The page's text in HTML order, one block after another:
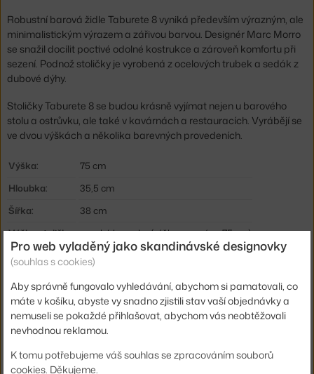
Robustní barová židle Taburete 8 vyniká především výrazným, ale
minimalistickým výrazem a zářivou barvou. Designér Marc Morro
se snažil docílit poctivé odolné kostrukce a zároveň komfortu při
sezení. Podnož stoličky je vyrobená z ocelových trubek a sedák z
dubové dýhy.
Stoličky Taburete 8 se budou krásně vyjímat nejen u barového
stolu a ostrůvku, ale také v kavárnách a restauracích. Vyrábějí se
ve dvou výškách a několika barevných provedeních.
Výška:
75 cm
Hloubka:
35,5 cm
Šířka:
38 cm
Výška stoličky: vysoká barovka (výška sezení ca 75 cm)
Barva:
červená, světlé dřevo
Sedák:
dřevo
Podnož:
kov
EAN
5710441349471
Pro web vyladěný jako skandinávské designovky
(souhlas s cookies)
Aby správně fungovalo vyhledávání, abychom si pamatovali, co
máte v košíku, abyste vy snadno zjistili stav vaší objednávky a
nemuseli se pokaždé přihlašovat, abychom vás neobtěžovali
nevhodnou reklamou.
K tomu potřebujeme váš souhlas se zpracováním souborů
cookies. Děkujeme.